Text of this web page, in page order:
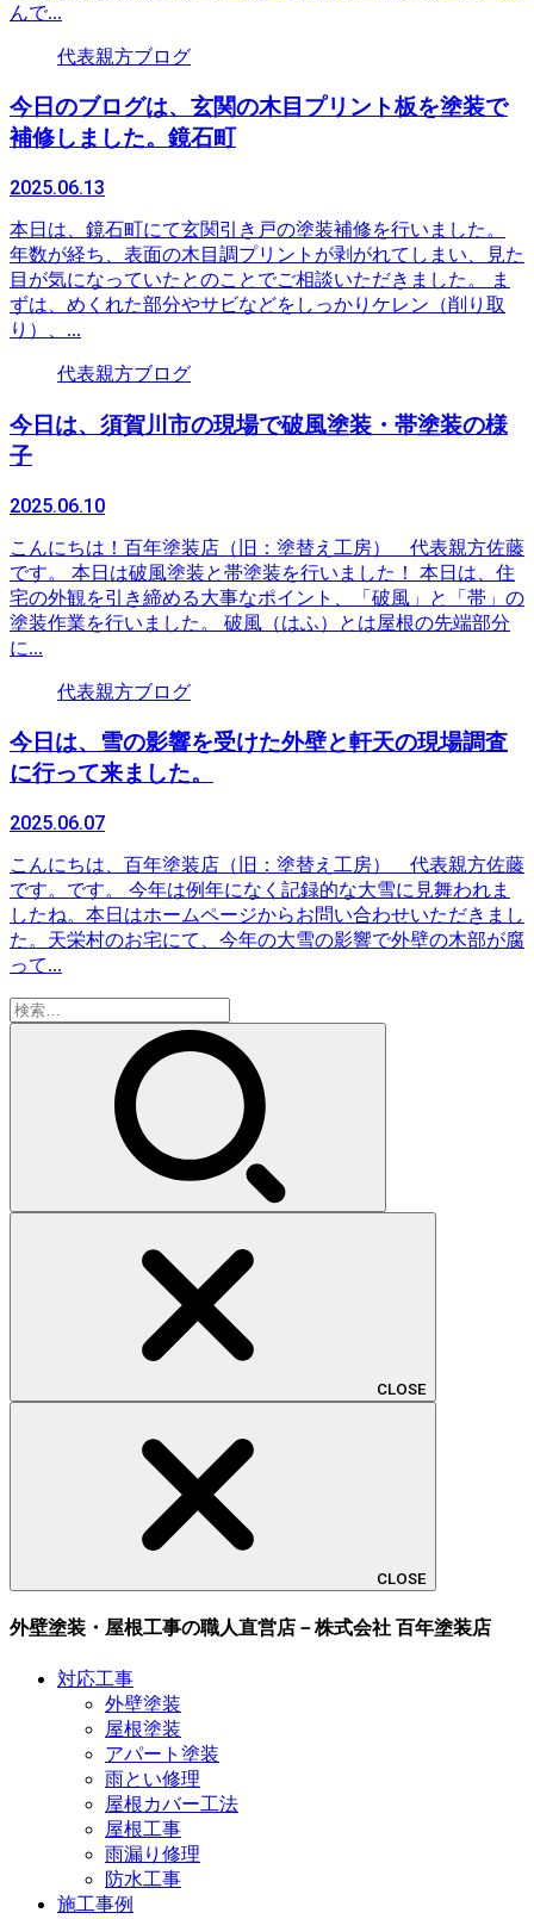
んで...
代表親方ブログ
今日のブログは、玄関の木目プリント板を塗装で
補修しました。鏡石町
2025.06.13
本日は、鏡石町にて玄関引き戸の塗装補修を行いました。
年数が経ち、表面の木目調プリントが剥がれてしまい、見た
目が気になっていたとのことでご相談いただきました。 ま
ずは、めくれた部分やサビなどをしっかりケレン（削り取
り）、...
代表親方ブログ
今日は、須賀川市の現場で破風塗装・帯塗装の様
子
2025.06.10
こんにちは！百年塗装店（旧：塗替え工房） 代表親方佐藤
です。 本日は破風塗装と帯塗装を行いました！ 本日は、住
宅の外観を引き締める大事なポイント、「破風」と「帯」の
塗装作業を行いました。 破風（はふ）とは屋根の先端部分
に...
代表親方ブログ
今日は、雪の影響を受けた外壁と軒天の現場調査
に行って来ました。
2025.06.07
こんにちは、百年塗装店（旧：塗替え工房） 代表親方佐藤
です。です。 今年は例年になく記録的な大雪に見舞われま
したね。本日はホームページからお問い合わせいただきまし
た。天栄村のお宅にて、今年の大雪の影響で外壁の木部が腐
って...
検
索:
CLOSE
CLOSE
外壁塗装・屋根工事の職人直営店－株式会社 百年塗装店
対応工事
外壁塗装
屋根塗装
アパート塗装
雨とい修理
屋根カバー工法
屋根工事
雨漏り修理
防水工事
施工事例